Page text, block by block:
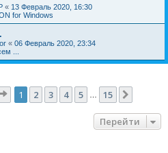
« 13 Февраль 2020, 16:30
for Windows
« 06 Февраль 2020, 23:34
...
Страница из 15
1 2 3 4 5 15
Перейти